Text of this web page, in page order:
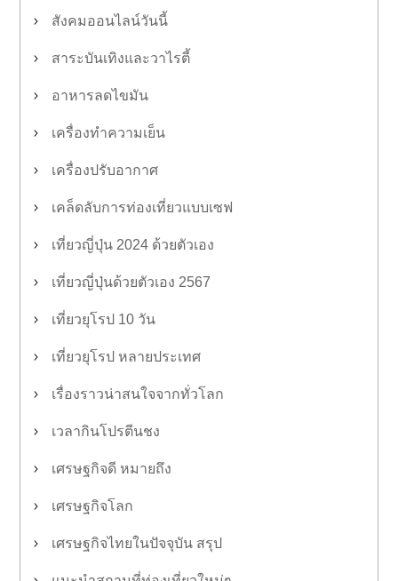
สังคมออนไลน์วันนี้
สาระบันเทิงและวาไรตี้
อาหารลดไขมัน
เครื่องทำความเย็น
เครื่องปรับอากาศ
เคล็ดลับการท่องเที่ยวแบบเซฟ
เที่ยวญี่ปุ่น 2024 ด้วยตัวเอง
เที่ยวญี่ปุ่นด้วยตัวเอง 2567
เที่ยวยุโรป 10 วัน
เที่ยวยุโรป หลายประเทศ
เรื่องราวน่าสนใจจากทั่วโลก
เวลากินโปรตีนชง
เศรษฐกิจดี หมายถึง
เศรษฐกิจโลก
เศรษฐกิจไทยในปัจจุบัน สรุป